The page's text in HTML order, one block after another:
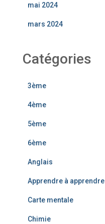
mai 2024
mars 2024
Catégories
3ème
4ème
5ème
6ème
Anglais
Apprendre à apprendre
Carte mentale
Chimie